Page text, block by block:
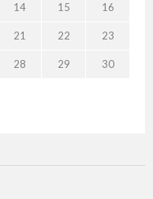
14 15 16
21 22 23
28 29 30